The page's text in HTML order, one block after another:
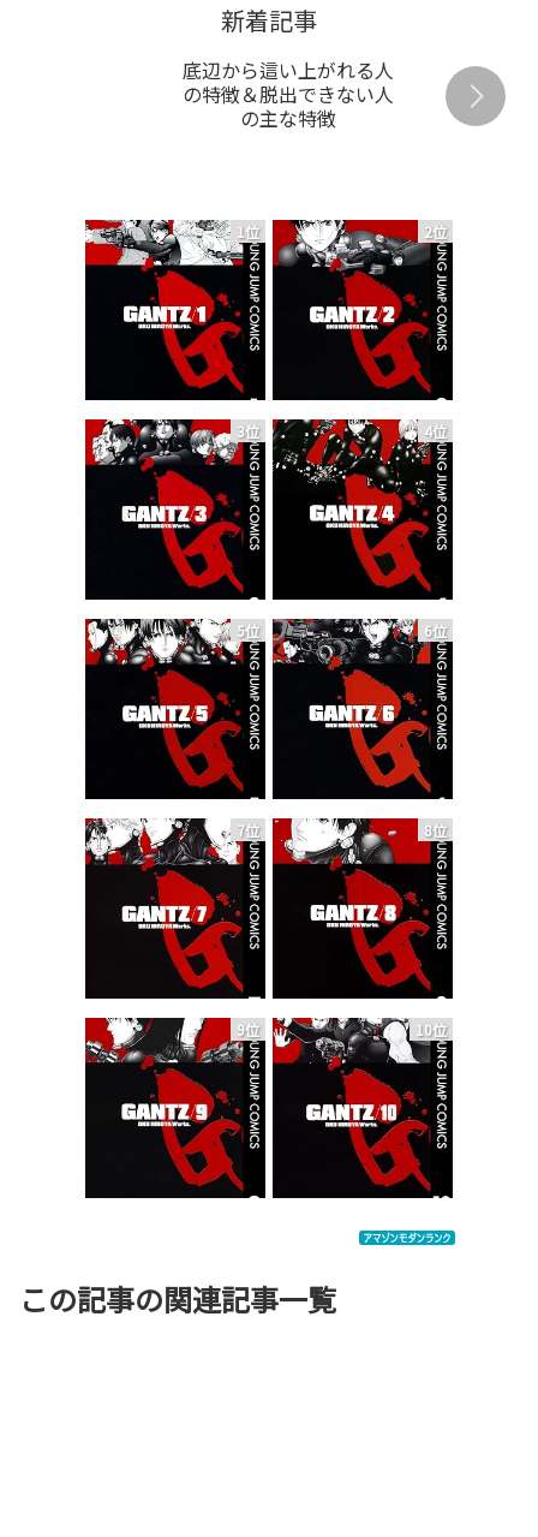
新着記事
底辺から這い上がれる人
の特徴＆脱出できない人
の主な特徴
1位 2位
3位 4位
5位 6位
7位 8位
9位 10位
この記事の関連記事一覧